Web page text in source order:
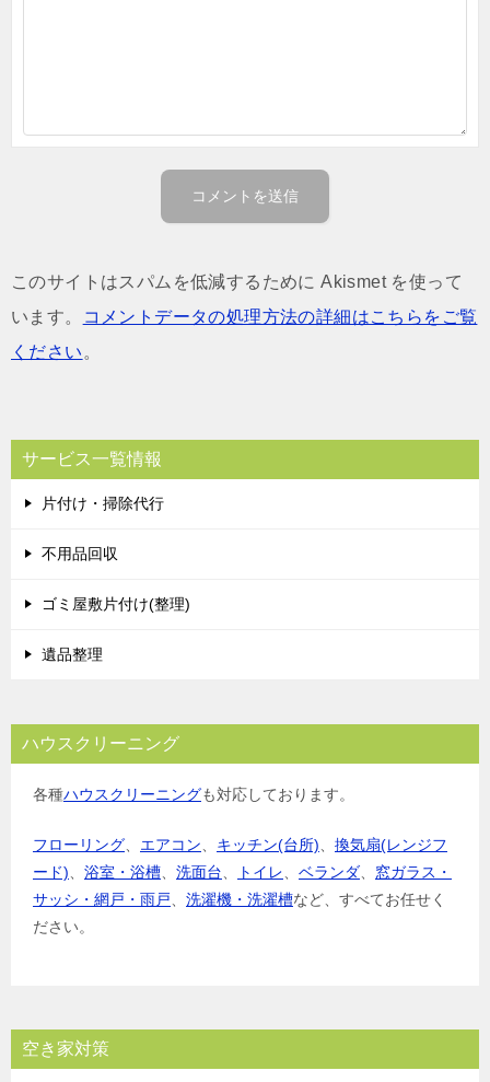
このサイトはスパムを低減するために Akismet を使って
います。
コメントデータの処理方法の詳細はこちらをご覧
ください 。
サービス一覧情報
片付け・掃除代行
不用品回収
ゴミ屋敷片付け(整理)
遺品整理
ハウスクリーニング
各種ハウスクリーニングも対応しております。
フローリング エアコン キッチン(台所)
換気扇(レンジフ
ード)
浴室・浴槽 洗面台 トイレ ベランダ
窓ガラス・
サッシ・網戸・雨戸
洗濯機・洗濯槽など、すべてお任せく
ださい。
空き家対策